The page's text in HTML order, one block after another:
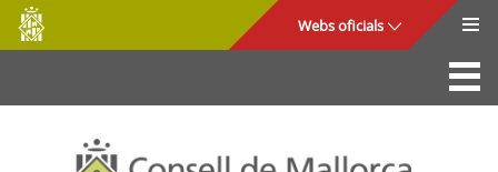
Salta al contingut principal
Consell
de
Mallorca
Webs oficials
La Seu
Consell de Mallorca